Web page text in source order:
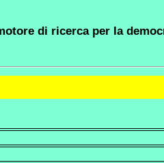
di ricerca per la